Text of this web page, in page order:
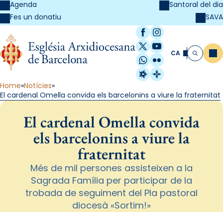
Agenda
Fes un donatiu
Santoral del dia
SAVA
Facebook
Instagram
X / Twitter
YouTube
WhatsApp
Flickr
Radio Estel
Catalunya
CA Cerca
Home Notícies
El cardenal Omella convida els barcelonins a viure la fraternitat
El cardenal Omella convida
els barcelonins a viure la
fraternitat
Més de mil persones assisteixen a la
Sagrada Família per participar de la
trobada de seguiment del Pla pastoral
diocesà «Sortim!»